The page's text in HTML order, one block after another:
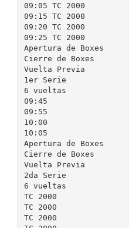
09:05 TC 2000
09:15 TC 2000
09:20 TC 2000
09:25 TC 2000
Apertura de Boxes
Cierre de Boxes
Vuelta Previa
1er Serie
6 vueltas
09:45
09:55
10:00
10:05
Apertura de Boxes
Cierre de Boxes
Vuelta Previa
2da Serie
6 vueltas
TC 2000
TC 2000
TC 2000